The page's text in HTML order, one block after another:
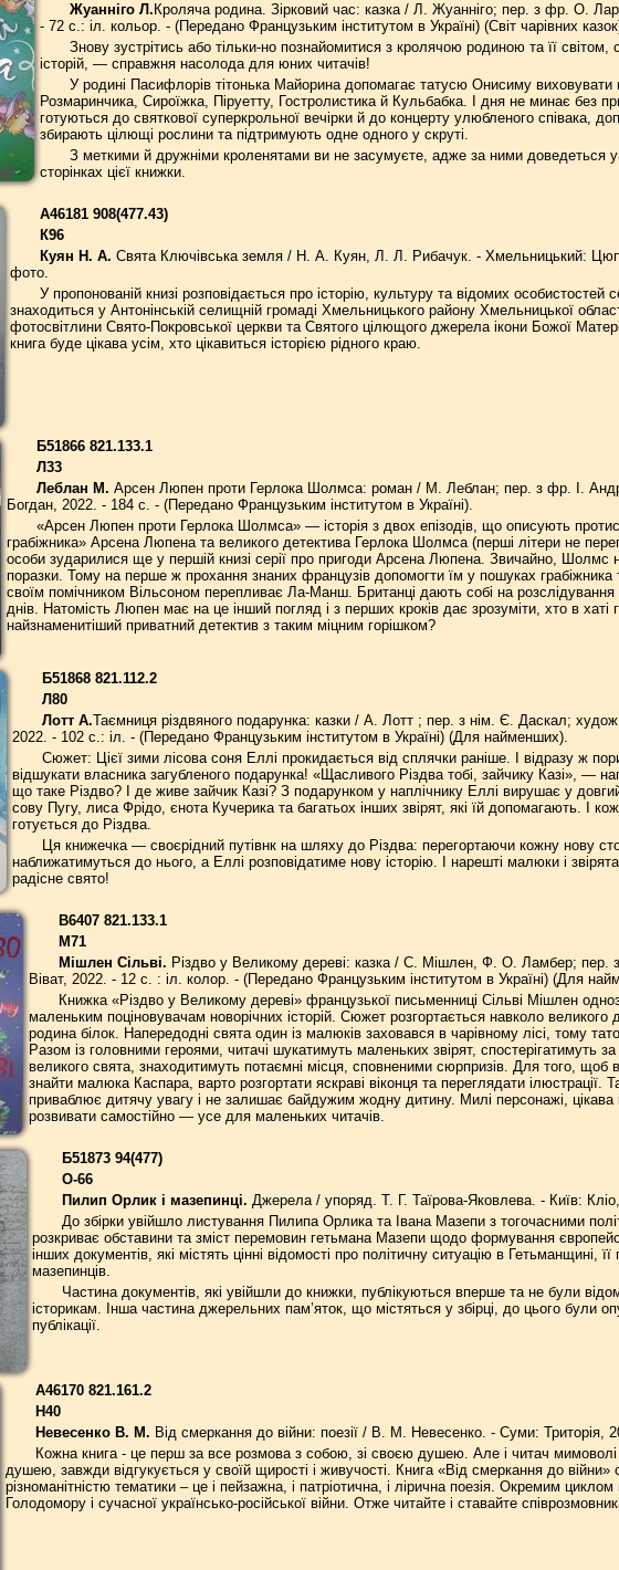
Жуанніго Л. Кроляча родина. Зірковий час: казка / Л. Жуанніго; пер. з фр. О.
- 72 с.: іл. кольор. - (Передано Французьким інститутом в Україні) (Світ чарівних
Знову зустрітись або тільки-но познайомитися з кролячою родиною та її світом,
історій, — справжня насолода для юних читачів!
У родині Пасифлорів тітонька Майорина допомагає татусю Онисиму виховувати
Розмаринчика, Сироїжка, Піруетту, Гостролистика й Кульбабка. І дня не минає без
готуються до святкової суперкрольної вечірки й до концерту улюбленого співака,
збирають цілющі рослини та підтримують одне одного у скруті.
З меткими й дружніми кроленятами ви не засумуєте, адже за ними доведеться
сторінках цієї книжки.
А46181 908(477.43)
К96
Куян Н. А. Свята Ключівська земля / Н. А. Куян, Л. Л. Рибачук. - Хмельницький:
фото.
У пропонованій книзі розповідається про історію, культуру та відомих особистостей
знаходиться у Антонінській селищній громаді Хмельницького району Хмельницької
фотосвітлини Свято-Покровської церкви та Святого цілющого джерела ікони Божої
книга буде цікава усім, хто цікавиться історією рідного краю.
Б51866 821.133.1
Л33
Леблан М. Арсен Люпен проти Герлока Шолмса: роман / М. Леблан; пер. з фр. І.
Богдан, 2022. - 184 с. - (Передано Французьким інститутом в Україні).
«Арсен Люпен проти Герлока Шолмса» — історія з двох епізодів, що описують
грабіжника» Арсена Люпена та великого детектива Герлока Шолмса (перші літери не
особи зударилися ще у першій книзі серії про пригоди Арсена Люпена. Звичайно, Шолмс
поразки. Тому на перше ж прохання знаних французів допомогти їм у пошуках грабіжника
своїм помічником Вільсоном перепливає Ла-Манш. Британці дають собі на
днів. Натомість Люпен має на це інший погляд і з перших кроків дає зрозуміти, хто в
найзнаменитіший приватний детектив з таким міцним горішком?
Б51868 821.112.2
Л80
Лотт А.Таємниця різдвяного подарунка: казки / А. Лотт ; пер. з нім. Є. Даскал;
2022. - 102 с.: іл. - (Передано Французьким інститутом в Україні) (Для найменших).
Сюжет: Цієї зими лісова соня Еллі прокидається від сплячки раніше. І відразу ж
відшукати власника загубленого подарунка! «Щасливого Різдва тобі, зайчику Казі», —
що таке Різдво? І де живе зайчик Казі? З подарунком у наплічнику Еллі вирушає у
сову Пугу, лиса Фрідо, єнота Кучерика та багатьох інших звірят, які їй допомагають. І
готується до Різдва.
Ця книжечка — своєрідний путівнк на шляху до Різдва: перегортаючи кожну нову
наближатимуться до нього, а Еллі розповідатиме нову історію. І нарешті малюки і
радісне свято!
В6407 821.133.1
М71
Мішлен Сільві. Різдво у Великому дереві: казка / С. Мішлен, Ф. О. Ламбер; пер.
Віват, 2022. - 12 с. : іл. колор. - (Передано Французьким інститутом в Україні) (Для
Книжка «Різдво у Великому дереві» французької письменниці Сільві Мішлен
маленьким поціновувачам новорічних історій. Сюжет розгортається навколо
родина білок. Напередодні свята один із малюків заховався в чарівному лісі, тому
Разом із головними героями, читачі шукатимуть маленьких звірят, спостерігатимуть
великого свята, знаходитимуть потаємні місця, сповненими сюрпризів. Для того, щоб
знайти малюка Каспара, варто розгортати яскраві віконця та переглядати ілюстрації.
приваблює дитячу увагу і не залишає байдужим жодну дитину. Милі персонажі, цікава
розвивати самостійно — усе для маленьких читачів.
Б51873 94(477)
О-66
Пилип Орлик і мазепинці. Джерела / упоряд. Т. Г. Таїрова-Яковлева. - Київ:
До збірки увійшло листування Пилипа Орлика та Івана Мазепи з тогочасними
розкриває обставини та зміст перемовин гетьмана Мазепи щодо формування
інших документів, які містять цінні відомості про політичну ситуацію в Гетьманщині,
мазепинців.
Частина документів, які увійшли до книжки, публікуються вперше та не були
історикам. Інша частина джерельних пам’яток, що містяться у збірці, до цього були
публікації.
А46170 821.161.2
Н40
Невесенко В. М. Від смеркання до війни: поезії / В. М. Невесенко. - Суми: Триторія,
Кожна книга - це перш за все розмова з собою, зі своєю душею. Але і читач
душею, завжди відгукується у своїй щирості і живучості. Книга «Від смеркання до
різноманітністю тематики – це і пейзажна, і патріотична, і лірична поезія. Окремим циклом
Голодомору і сучасної українсько-російської війни. Отже читайте і ставайте